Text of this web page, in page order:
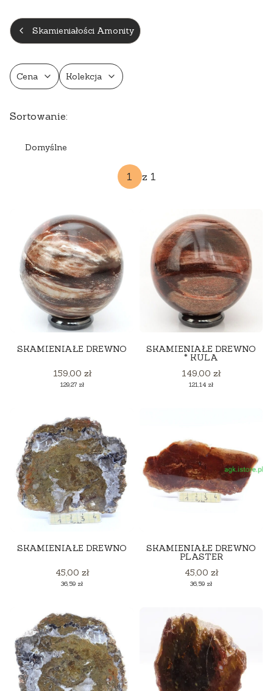
Skamieniałości Amonity
Cena Kolekcja
Lista produktów
Sortowanie:
Domyślne
z 1
SKAMIENIAŁE DREWNO
Cena
159,00 zł
Cena
129,27 zł
SKAMIENIAŁE DREWNO
* KULA
Cena
149,00 zł
Cena
121,14 zł
SKAMIENIAŁE DREWNO
Cena
45,00 zł
Cena
36,59 zł
SKAMIENIAŁE DREWNO
PLASTER
Cena
45,00 zł
Cena
36,59 zł